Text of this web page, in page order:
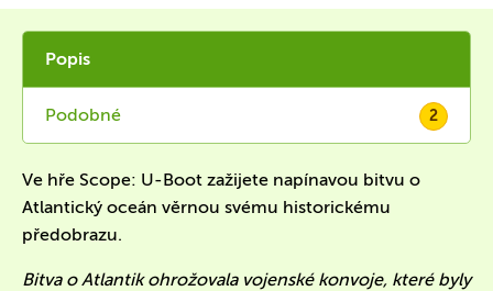
Popis
Podobné 2
Ve hře Scope: U-Boot zažijete napínavou bitvu o
Atlantický oceán věrnou svému historickému
předobrazu.
Bitva o Atlantik ohrožovala vojenské konvoje, které byly